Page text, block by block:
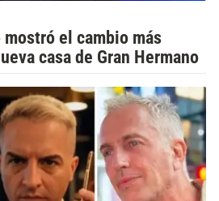
el cambio más
casa de Gran Hermano